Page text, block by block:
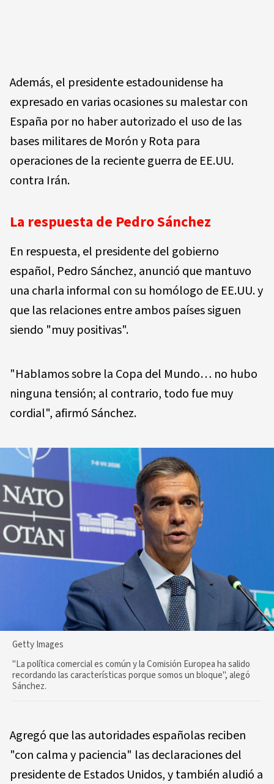
Además, el presidente estadounidense ha
expresado en varias ocasiones su malestar con
España por no haber autorizado el uso de las
bases militares de Morón y Rota para
operaciones de la reciente guerra de EE.UU.
contra Irán.
La respuesta de Pedro Sánchez
En respuesta, el presidente del gobierno
español, Pedro Sánchez, anunció que mantuvo
una charla informal con su homólogo de EE.UU. y
que las relaciones entre ambos países siguen
siendo "muy positivas".
"Hablamos sobre la Copa del Mundo… no hubo
ninguna tensión; al contrario, todo fue muy
cordial", afirmó Sánchez.
Getty Images
"La política comercial es común y la Comisión Europea ha salido
recordando las características porque somos un bloque", alegó
Sánchez.
Agregó que las autoridades españolas reciben
"con calma y paciencia" las declaraciones del
presidente de Estados Unidos, y también aludió a